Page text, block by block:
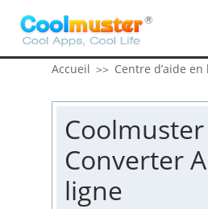
Accueil >> Centre d’aide en
Converter
ligne